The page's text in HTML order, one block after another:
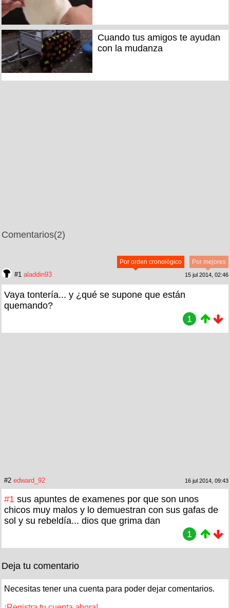
Cuando tus amigos te ayudan
con la mudanza
Comentarios(2)
Por mejores
Por orden cronológico
#1 aladdin93 15 jul 2014, 02:46
Vaya tontería... y ¿qué se supone que están
quemando?
1
#2 edward_92 16 jul 2014, 09:43
#1 sus apuntes de examenes por que son unos
chicos muy malos y lo demuestran con sus gafas de
sol y su rebeldía... dios que grima dan
1
Deja tu comentario
Necesitas tener una cuenta para poder dejar comentarios.